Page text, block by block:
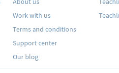
Work with us
Terms and conditions
Support center
Our blog